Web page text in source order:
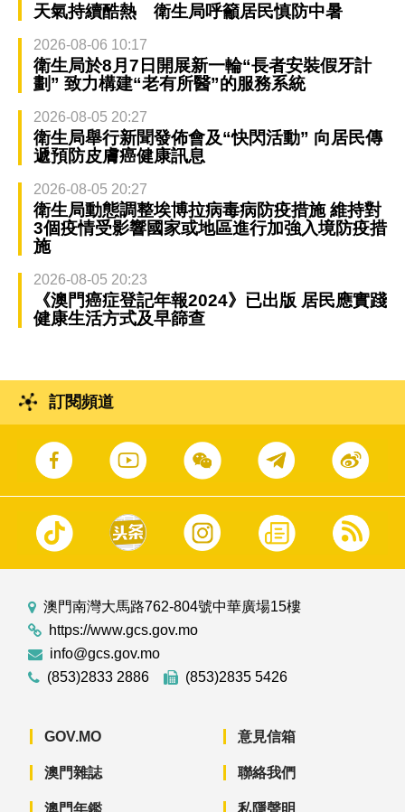
天氣持續酷熱 衛生局呼籲居民慎防中暑
2026-08-06 10:17
衛生局於8月7日開展新一輪“長者安裝假牙計
劃” 致力構建“老有所醫”的服務系統
2026-08-05 20:27
衛生局舉行新聞發佈會及“快閃活動” 向居民傳
遞預防皮膚癌健康訊息
2026-08-05 20:27
衛生局動態調整埃博拉病毒病防疫措施 維持對
3個疫情受影響國家或地區進行加強入境防疫措
施
2026-08-05 20:23
《澳門癌症登記年報2024》已出版 居民應實踐
健康生活方式及早篩查
訂閱頻道
澳門南灣大馬路762-804號中華廣場15樓
https://www.gcs.gov.mo
info@gcs.gov.mo
(853)2833 2886
(853)2835 5426
GOV.MO
澳門雜誌
澳門年鑑
意見信箱
聯絡我們
私隱聲明